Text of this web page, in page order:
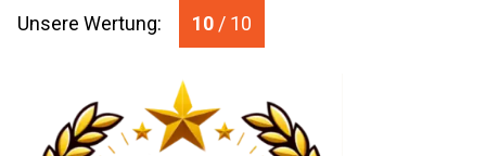
Unsere Wertung: 10 / 10